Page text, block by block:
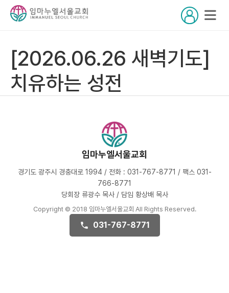
[2026.06.26 새벽기도]
치유하는 성전
임마누엘서울교회
경기도 광주시 경충대로 1994 / 전화 : 031-767-8771 / 팩스 031-
766-8771
당회장 류광수 목사 / 담임 황상배 목사
Copyright © 2018 임마누엘서울교회 All Rights Reserved.
031-767-8771